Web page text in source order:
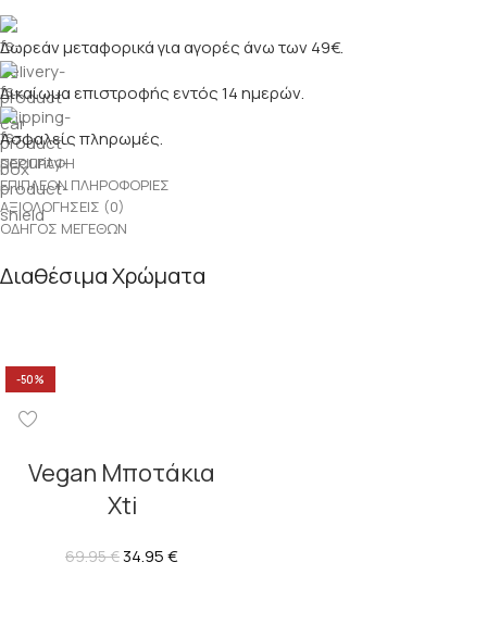
Δωρεάν μεταφορικά για αγορές άνω των 49€.
Δικαίωμα επιστροφής εντός 14 ημερών.
Ασφαλείς πληρωμές.
ΠΕΡΙΓΡΑΦΉ
ΕΠΙΠΛΈΟΝ ΠΛΗΡΟΦΟΡΊΕΣ
ΑΞΙΟΛΟΓΉΣΕΙΣ (0)
ΟΔΗΓΌΣ ΜΕΓΕΘΏΝ
Διαθέσιμα Χρώματα
-50%
Vegan Μποτάκια
Xti
69.95€34.95€